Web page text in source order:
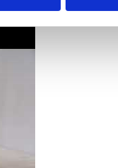
Υποθέσεων